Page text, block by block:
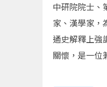
中研院院士、
家、漢學家，
通史解釋上強
關懷，是一位